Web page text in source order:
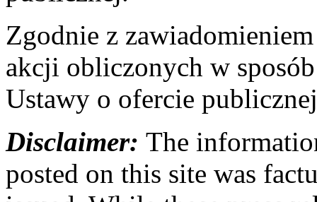
Zgodnie z
akcji obliczonych w
Ustawy o ofercie
Disclaimer: The
posted on this site was